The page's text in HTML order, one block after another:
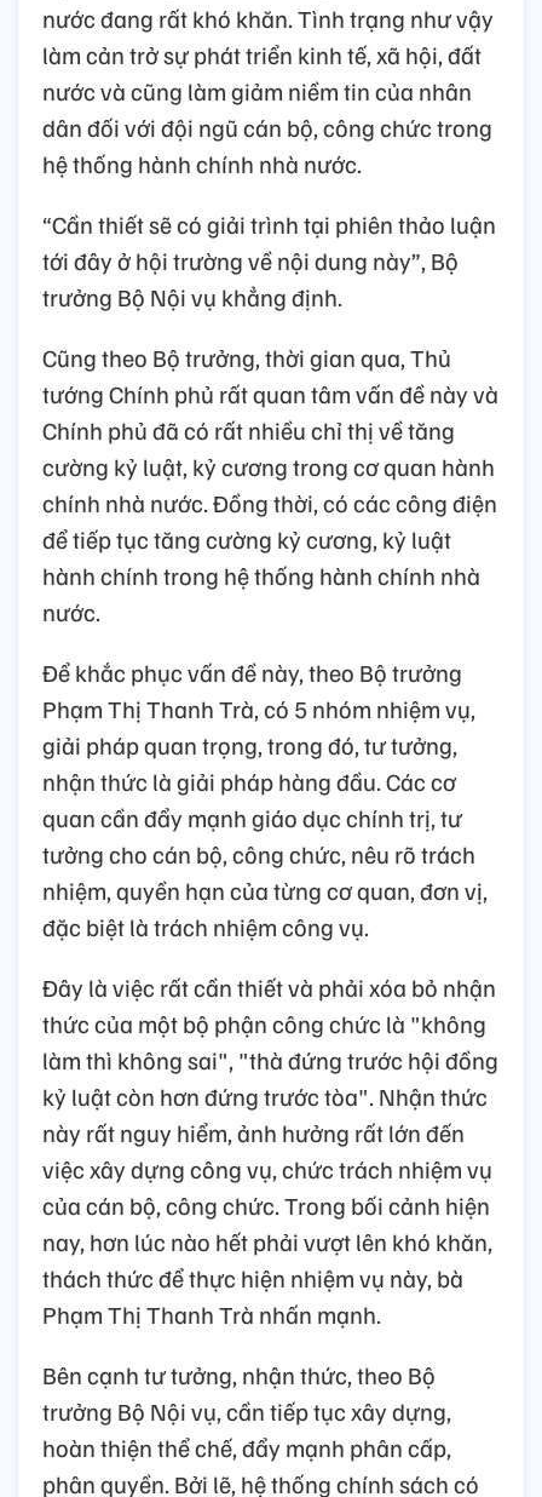
nước đang rất khó khăn. Tình trạng như vậy
làm cản trở sự phát triển kinh tế, xã hội, đất
nước và cũng làm giảm niềm tin của nhân
dân đối với đội ngũ cán bộ, công chức trong
hệ thống hành chính nhà nước.
“Cần thiết sẽ có giải trình tại phiên thảo luận
tới đây ở hội trường về nội dung này”, Bộ
trưởng Bộ Nội vụ khẳng định.
Cũng theo Bộ trưởng, thời gian qua, Thủ
tướng Chính phủ rất quan tâm vấn đề này và
Chính phủ đã có rất nhiều chỉ thị về tăng
cường kỷ luật, kỷ cương trong cơ quan hành
chính nhà nước. Đồng thời, có các công điện
để tiếp tục tăng cường kỷ cương, kỷ luật
hành chính trong hệ thống hành chính nhà
nước.
Để khắc phục vấn đề này, theo Bộ trưởng
Phạm Thị Thanh Trà, có 5 nhóm nhiệm vụ,
giải pháp quan trọng, trong đó, tư tưởng,
nhận thức là giải pháp hàng đầu. Các cơ
quan cần đẩy mạnh giáo dục chính trị, tư
tưởng cho cán bộ, công chức, nêu rõ trách
nhiệm, quyền hạn của từng cơ quan, đơn vị,
đặc biệt là trách nhiệm công vụ.
Đây là việc rất cần thiết và phải xóa bỏ nhận
thức của một bộ phận công chức là "không
làm thì không sai", "thà đứng trước hội đồng
kỷ luật còn hơn đứng trước tòa". Nhận thức
này rất nguy hiểm, ảnh hưởng rất lớn đến
việc xây dựng công vụ, chức trách nhiệm vụ
của cán bộ, công chức. Trong bối cảnh hiện
nay, hơn lúc nào hết phải vượt lên khó khăn,
thách thức để thực hiện nhiệm vụ này, bà
Phạm Thị Thanh Trà nhấn mạnh.
Bên cạnh tư tưởng, nhận thức, theo Bộ
trưởng Bộ Nội vụ, cần tiếp tục xây dựng,
hoàn thiện thể chế, đẩy mạnh phân cấp,
phân quyền. Bởi lẽ, hệ thống chính sách có